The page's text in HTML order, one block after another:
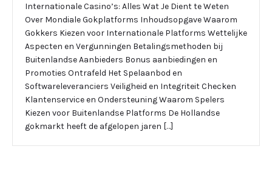
Internationale Casino’s: Alles Wat Je Dient te Weten
Over Mondiale Gokplatforms Inhoudsopgave Waarom
Gokkers Kiezen voor Internationale Platforms Wettelijke
Aspecten en Vergunningen Betalingsmethoden bij
Buitenlandse Aanbieders Bonus aanbiedingen en
Promoties Ontrafeld Het Spelaanbod en
Softwareleveranciers Veiligheid en Integriteit Checken
Klantenservice en Ondersteuning Waarom Spelers
Kiezen voor Buitenlandse Platforms De Hollandse
gokmarkt heeft de afgelopen jaren […]